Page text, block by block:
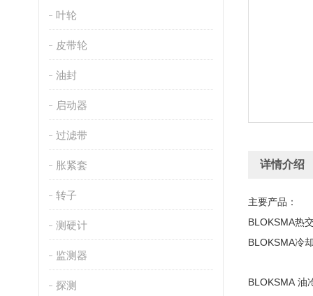
叶轮
皮带轮
油封
启动器
过滤带
胀紧套
转子
测硬计
监测器
探测
详情介绍
主要产品：
BLOKSMA热
BLOKSMA冷
BLOKSMA 油